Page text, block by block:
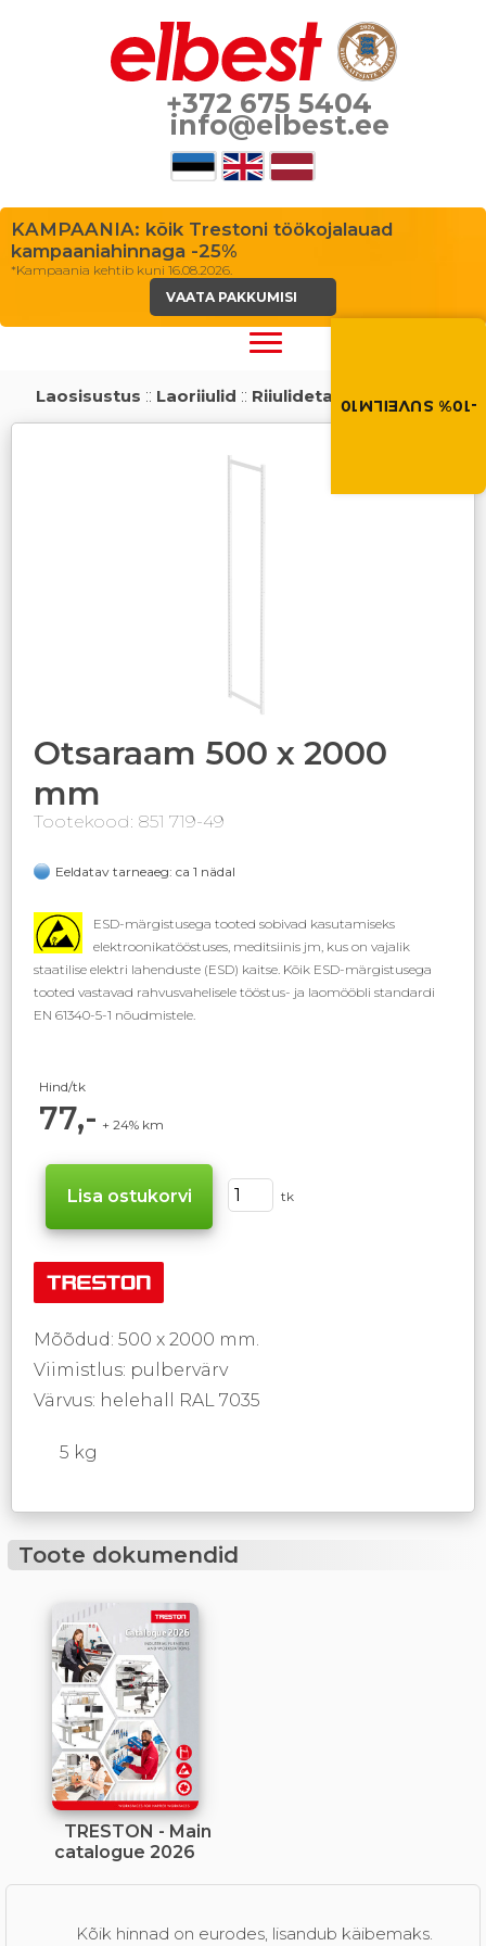
Suvi toob
-10% SUVEILM10
+372 675 5404
info@elbest.ee
KAMPAANIA: kõik Trestoni töökojalauad
kampaaniahinnaga -25%
*Kampaania kehtib kuni 16.08.2026.
VAATA PAKKUMISI
Laosisustus :: Laoriiulid :: Riiulidetailid
Otsaraam 500 x 2000
mm
Tootekood: 851 719-49
Eeldatav tarneaeg: ca 1 nädal
ESD-märgistusega tooted sobivad kasutamiseks
elektroonikatööstuses, meditsiinis jm, kus on vajalik
staatilise elektri lahenduste (ESD) kaitse. Kõik ESD-märgistusega
tooted vastavad rahvusvahelisele tööstus- ja laomööbli standardi
EN 61340-5-1 nõudmistele.
Hind/tk
77,- + 24% km
tk
Mõõdud: 500 x 2000 mm.
Viimistlus: pulbervärv
Värvus: helehall RAL 7035
5 kg
Toote dokumendid
TRESTON - Main
catalogue 2026
Kõik hinnad on eurodes, lisandub käibemaks.